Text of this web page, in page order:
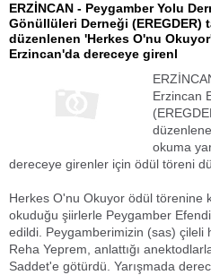
ERZİNCAN - Peygamber Yolu
Gönüllüleri Derneği (EREGDER)
düzenlenen 'Herkes O'nu
Erzincan'da dereceye girenl
Erzincan
okuma
dereceye girenler için ödül töreni
Herkes O'nu Okuyor ödül törenine
okuduğu şiirlerle Peygamber
edildi. Peygamberimizin (sas) çileli
Reha Yeprem, anlattığı
Saddet'e götürdü. Yarışmada